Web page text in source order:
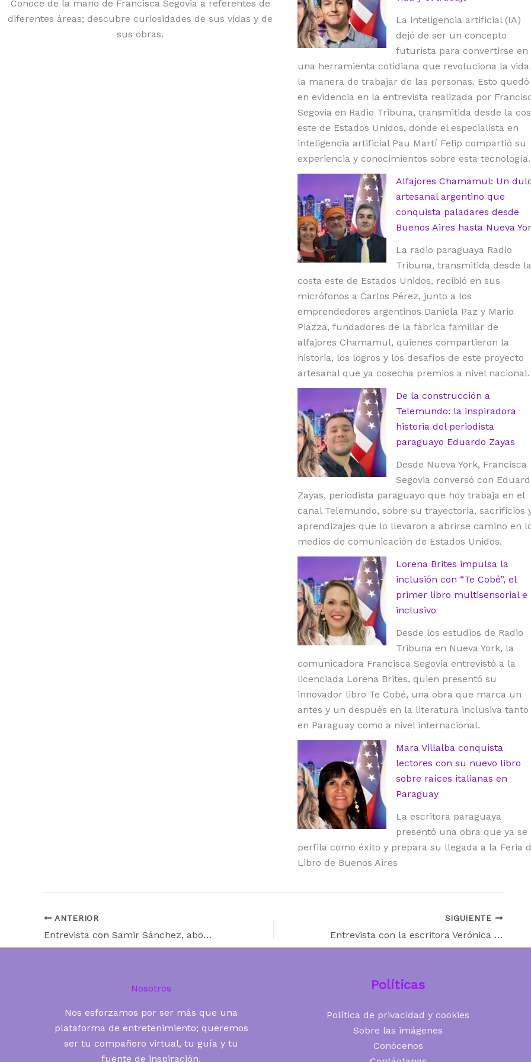
Conoce de la mano de Francisca Segovia a referentes de
diferentes áreas; descubre curiosidades de sus vidas y de
sus obras.
La inteligencia artificial (IA)
dejó de ser un concepto
futurista para convertirse en
una herramienta cotidiana que revoluciona la vida
la manera de trabajar de las personas. Esto quedó
en evidencia en la entrevista realizada por
Segovia en Radio Tribuna, transmitida desde la
este de Estados Unidos, donde el especialista en
inteligencia artificial Pau Martí Felip compartió su
experiencia y conocimientos sobre esta tecnología.
Alfajores Chamamul: Un
artesanal argentino que
conquista paladares desde
Buenos Aires hasta Nueva
La radio paraguaya Radio
Tribuna, transmitida desde la
costa este de Estados Unidos, recibió en sus
micrófonos a Carlos Pérez, junto a los
emprendedores argentinos Daniela Paz y Mario
Piazza, fundadores de la fábrica familiar de
alfajores Chamamul, quienes compartieron la
historia, los logros y los desafíos de este proyecto
artesanal que ya cosecha premios a nivel nacional.
De la construcción a
Telemundo: la inspiradora
historia del periodista
paraguayo Eduardo Zayas
Desde Nueva York, Francisca
Segovia conversó con
Zayas, periodista paraguayo que hoy trabaja en el
canal Telemundo, sobre su trayectoria, sacrificios
aprendizajes que lo llevaron a abrirse camino en
medios de comunicación de Estados Unidos.
Lorena Brites impulsa la
inclusión con “Te Cobé”, el
primer libro multisensorial e
inclusivo
Desde los estudios de Radio
Tribuna en Nueva York, la
comunicadora Francisca Segovia entrevistó a la
licenciada Lorena Brites, quien presentó su
innovador libro Te Cobé, una obra que marca un
antes y un después en la literatura inclusiva tanto
en Paraguay como a nivel internacional.
Mara Villalba conquista
lectores con su nuevo libro
sobre raíces italianas en
Paraguay
La escritora paraguaya
presentó una obra que ya se
perfila como éxito y prepara su llegada a la Feria
Libro de Buenos Aires
ANTERIOR
Entrevista con Samir Sánchez, abogado y periodista
SIGUIENTE
Entrevista con la escritora Verónica Filippi Farmar
Nosotros
Nos esforzamos por ser más que una
plataforma de entretenimiento; queremos
ser tu compañero virtual, tu guía y tu
fuente de inspiración.
Políticas
Política de privacidad y cookies
Sobre las imágenes
Conócenos